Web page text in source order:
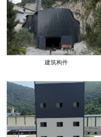
建筑构件